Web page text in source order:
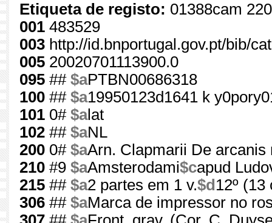
Etiqueta de registo: 01388cam
001 483529
003 http://id.bnportugal.gov.pt/bib/
005 20020701113900.0
095 ## $aPTBN00686318
100 ## $a19950123d1641 k
101 0# $alat
102 ## $aNL
200 0# $aArn. Clapmarii De
210 #9 $aAmsterodami$capud
215 ## $a2 partes em 1 v.$d 12º (13
306 ## $aMarca de impressor no